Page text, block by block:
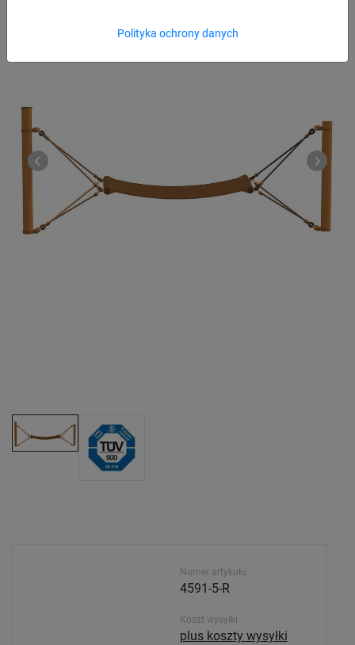
Polityka ochrony danych
Numer artykułu
4591-5-R
Koszt wysyłki
plus koszty wysyłki